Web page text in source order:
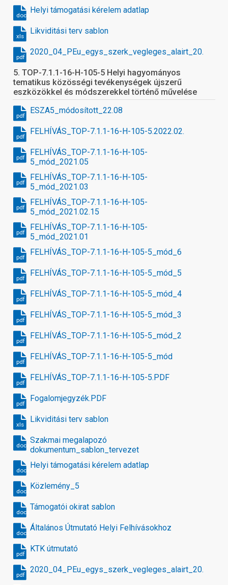
Helyi támogatási kérelem adatlap
docx
Likviditási terv sablon
xls
2020_04_PEu_egys_szerk_vegleges_alairt_20.12.
pdf
5. TOP-7.1.1-16-H-105-5 Helyi hagyományos
tematikus közösségi tevékenységek újszerű
eszközökkel és módszerekkel történő művelése
ESZA5_módosított_22.08
pdf
FELHÍVÁS_TOP-7.1.1-16-H-105-5.2022.02.
pdf
FELHÍVÁS_TOP-7.1.1-16-H-105-
5_mód_2021.05
pdf
FELHÍVÁS_TOP-7.1.1-16-H-105-
5_mód_2021.03
pdf
FELHÍVÁS_TOP-7.1.1-16-H-105-
5_mód_2021.02.15
pdf
FELHÍVÁS_TOP-7.1.1-16-H-105-
5_mód_2021.01
pdf
FELHÍVÁS_TOP-7.1.1-16-H-105-5_mód_6
pdf
FELHÍVÁS_TOP-7.1.1-16-H-105-5_mód_5
pdf
FELHÍVÁS_TOP-7.1.1-16-H-105-5_mód_4
pdf
FELHÍVÁS_TOP-7.1.1-16-H-105-5_mód_3
pdf
FELHÍVÁS_TOP-7.1.1-16-H-105-5_mód_2
pdf
FELHÍVÁS_TOP-7.1.1-16-H-105-5_mód
pdf
FELHÍVÁS_TOP-7.1.1-16-H-105-5.PDF
pdf
Fogalomjegyzék.PDF
pdf
Likviditási terv sablon
xls
Szakmai megalapozó
dokumentum_sablon_tervezet
docx
Helyi támogatási kérelem adatlap
docx
Közlemény_5
docx
Támogatói okirat sablon
docx
Általános Útmutató Helyi Felhívásokhoz
docx
KTK útmutató
pdf
2020_04_PEu_egys_szerk_vegleges_alairt_20.12.
pdf